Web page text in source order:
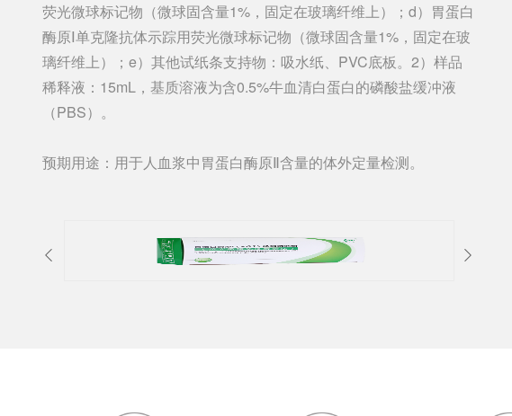
荧光微球标记物（微球固含量1%，固定在玻璃纤维上）；d）胃蛋白
酶原Ⅰ单克隆抗体示踪用荧光微球标记物（微球固含量1%，固定在玻
璃纤维上）；e）其他试纸条支持物：吸水纸、PVC底板。2）样品
稀释液：15mL，基质溶液为含0.5%牛血清白蛋白的磷酸盐缓冲液
（PBS）。
预期用途：用于人血浆中胃蛋白酶原Ⅱ含量的体外定量检测。

